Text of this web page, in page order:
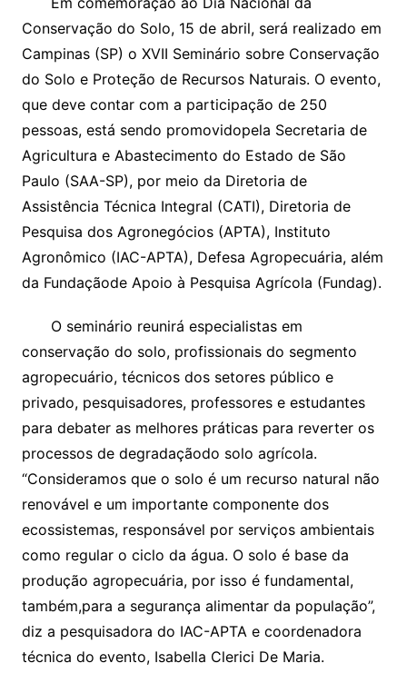
Conservação do Solo, 15 de abril, será realizado em
Campinas (SP) o XVII Seminário sobre Conservação
do Solo e Proteção de Recursos Naturais. O evento,
que deve contar com a participação de 250
pessoas, está sendo promovidopela Secretaria de
Agricultura e Abastecimento do Estado de São
Paulo (SAA-SP), por meio da Diretoria de
Assistência Técnica Integral (CATI), Diretoria de
Pesquisa dos Agronegócios (APTA), Instituto
Agronômico (IAC-APTA), Defesa Agropecuária, além
da Fundaçãode Apoio à Pesquisa Agrícola (Fundag).
O seminário reunirá especialistas em
conservação do solo, profissionais do segmento
agropecuário, técnicos dos setores público e
privado, pesquisadores, professores e estudantes
para debater as melhores práticas para reverter os
processos de degradaçãodo solo agrícola.
“Consideramos que o solo é um recurso natural não
renovável e um importante componente dos
ecossistemas, responsável por serviços ambientais
como regular o ciclo da água. O solo é base da
produção agropecuária, por isso é fundamental,
também,para a segurança alimentar da população”,
diz a pesquisadora do IAC-APTA e coordenadora
técnica do evento, Isabella Clerici De Maria.